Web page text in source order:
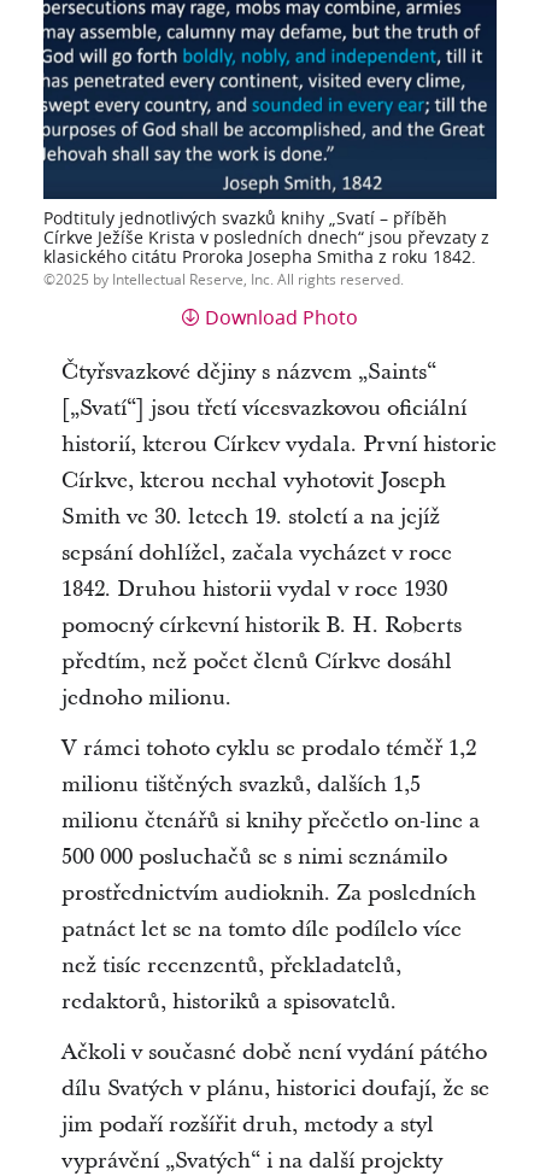
Podtituly jednotlivých svazků knihy „Svatí – příběh
Církve Ježíše Krista v posledních dnech“ jsou převzaty z
klasického citátu Proroka Josepha Smitha z roku 1842.
2025 by Intellectual Reserve, Inc. All rights reserved.
Download Photo
Čtyřsvazkové dějiny s názvem „Saints“
[„Svatí“] jsou třetí vícesvazkovou oficiální
historií, kterou Církev vydala. První historie
Církve, kterou nechal vyhotovit Joseph
Smith ve 30. letech 19. století a na jejíž
sepsání dohlížel, začala vycházet v roce
1842. Druhou historii vydal v roce 1930
pomocný církevní historik B. H. Roberts
předtím, než počet členů Církve dosáhl
jednoho milionu.
V rámci tohoto cyklu se prodalo téměř 1,2
milionu tištěných svazků, dalších 1,5
milionu čtenářů si knihy přečetlo on-line a
500 000 posluchačů se s nimi seznámilo
prostřednictvím audioknih. Za posledních
patnáct let se na tomto díle podílelo více
než tisíc recenzentů, překladatelů,
redaktorů, historiků a spisovatelů.
Ačkoli v současné době není vydání pátého
dílu Svatých v plánu, historici doufají, že se
jim podaří rozšířit druh, metody a styl
vyprávění „Svatých“ i na další projekty